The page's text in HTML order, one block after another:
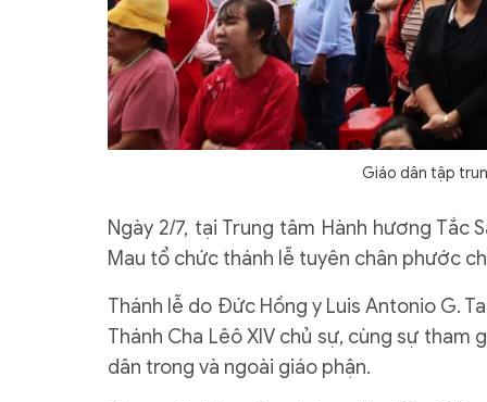
Giáo dân tập
Ngày 2/7, tại Trung tâm Hành hương Tắc
Mau tổ chức thánh lễ tuyên chân phước
Thánh lễ do Đức Hồng y Luis Antonio G.
Thánh Cha Lêô XIV chủ sự, cùng sự
dân trong và ngoài giáo phận.